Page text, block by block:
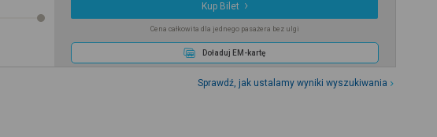
Kup Bilet
Cena całkowita dla jednego pasażera bez ulgi
Doładuj EM-kartę
Sprawdź, jak ustalamy wyniki wyszukiwania